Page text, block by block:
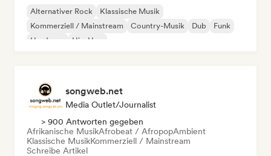
Alternativer Rock
Klassische Musik
Kommerziell / Mainstream
Country-Musik Dub
Funk
Hardcore
Hip-Hop
songweb.net
Media Outlet/Journalist
> 900 Antworten gegeben
Afrikanische MusikAfrobeat / AfropopAmbient
Klassische MusikKommerziell / Mainstream
Schreibe Artikel